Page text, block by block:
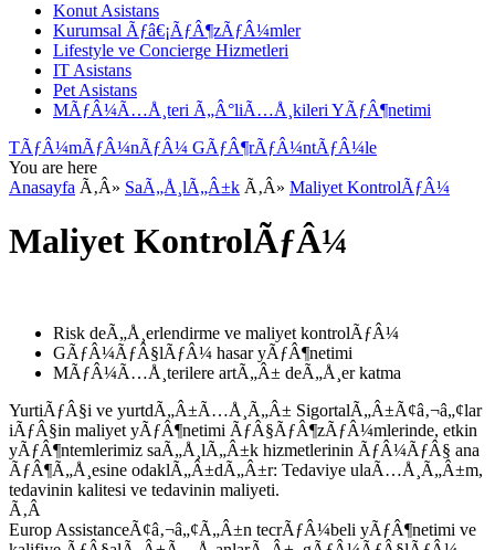
Konut Asistans
Kurumsal Ãƒâ€¡ÃƒÂ¶zÃƒÂ¼mler
Lifestyle ve Concierge Hizmetleri
IT Asistans
Pet Asistans
MÃƒÂ¼Ã…Å¸teri Ã„Â°liÃ…Å¸kileri YÃƒÂ¶netimi
TÃƒÂ¼mÃƒÂ¼nÃƒÂ¼ GÃƒÂ¶rÃƒÂ¼ntÃƒÂ¼le
You are here
Anasayfa Ã‚Â» SaÃ„Å¸lÃ„Â±k Ã‚Â» Maliyet KontrolÃƒÂ¼
Maliyet KontrolÃƒÂ¼
Risk deÃ„Å¸erlendirme ve maliyet kontrolÃƒÂ¼
GÃƒÂ¼ÃƒÂ§lÃƒÂ¼ hasar yÃƒÂ¶netimi
MÃƒÂ¼Ã…Å¸terilere artÃ„Â± deÃ„Å¸er katma
YurtiÃƒÂ§i ve yurtdÃ„Â±Ã…Å¸Ã„Â± SigortalÃ„Â±Ã¢â‚¬â„¢lar
iÃƒÂ§in maliyet yÃƒÂ¶netimi ÃƒÂ§ÃƒÂ¶zÃƒÂ¼mlerinde, etkin
yÃƒÂ¶ntemlerimiz saÃ„Å¸lÃ„Â±k hizmetlerinin ÃƒÂ¼ÃƒÂ§ ana
ÃƒÂ¶Ã„Å¸esine odaklÃ„Â±dÃ„Â±r: Tedaviye ulaÃ…Å¸Ã„Â±m,
tedavinin kalitesi ve tedavinin maliyeti.
Ã‚Â
Europ AssistanceÃ¢â‚¬â„¢Ã„Â±n tecrÃƒÂ¼beli yÃƒÂ¶netimi ve